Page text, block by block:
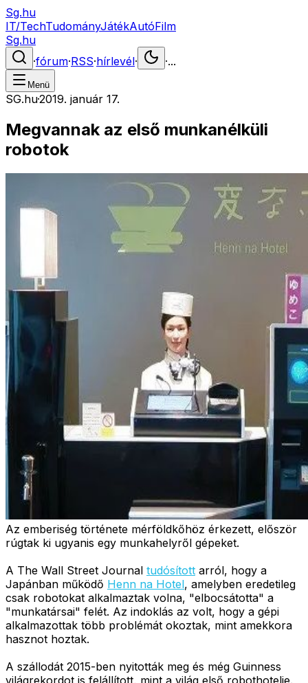
Sg.hu
IT/TechTudományJátékAutóFilm
Sg.hu
·fórum·RSS·hírlevél· ·...
Menü
SG.hu·2019. január 17.
Megvannak az első munkanélküli
robotok
Az emberiség története mérföldkőhöz érkezett, először
rúgtak ki ugyanis egy munkahelyről gépeket.
A The Wall Street Journal tudósított arról, hogy a
Japánban működő Henn na Hotel, amelyben eredetileg
csak robotokat alkalmaztak volna, "elbocsátotta" a
"munkatársai" felét. Az indoklás az volt, hogy a gépi
alkalmazottak több problémát okoztak, mint amekkora
hasznot hoztak.
A szállodát 2015-ben nyitották meg és még Guinness
világrekordot is felállított, mint a világ első robothotelje.